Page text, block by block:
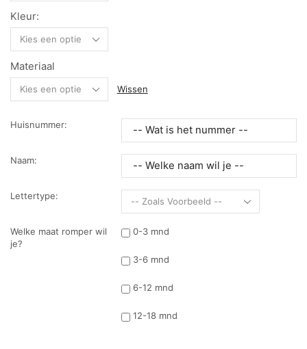
Kleur:
Materiaal
Wissen
Huisnummer:
Naam:
Lettertype:
Welke maat romper wil
je?
0-3 mnd
3-6 mnd
6-12 mnd
12-18 mnd